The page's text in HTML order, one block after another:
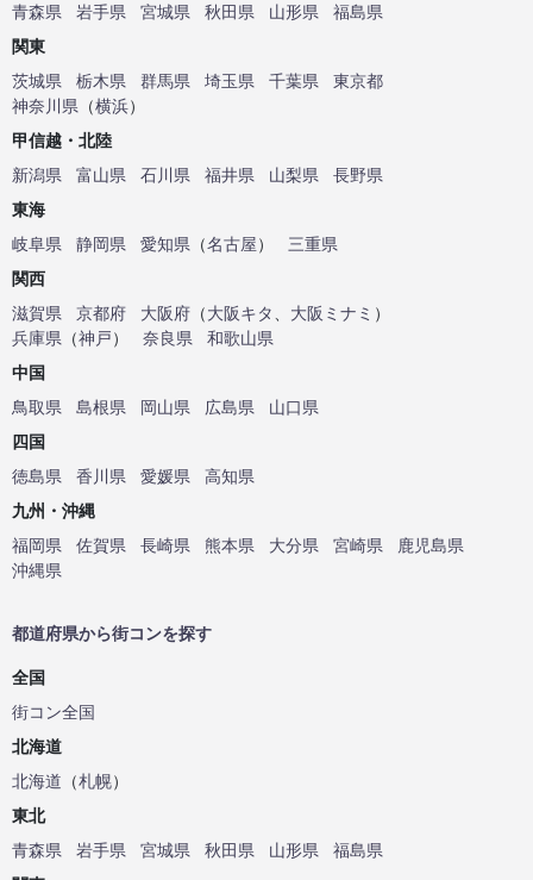
青森県
岩手県 宮城県 秋田県 山形県
福島県
関東
茨城県
栃木県 群馬県 埼玉県 千葉県
東京都
神奈川県 （横浜）
甲信越・北陸
新潟県
富山県 石川県 福井県 山梨県
長野県
東海
岐阜県
静岡県 愛知県 （名古屋）
三重県
関西
滋賀県
京都府 大阪府 （大阪キタ 大阪ミナミ ）
兵庫県 （神戸） 奈良県
和歌山県
中国
鳥取県
島根県 岡山県 広島県
山口県
四国
徳島県
香川県 愛媛県
高知県
九州・沖縄
福岡県
佐賀県 長崎県 熊本県 大分県 宮崎県
鹿児島県
沖縄県
都道府県から街コンを探す
全国
街コン全国
北海道
北海道 （札幌）
東北
青森県
岩手県 宮城県 秋田県 山形県
福島県